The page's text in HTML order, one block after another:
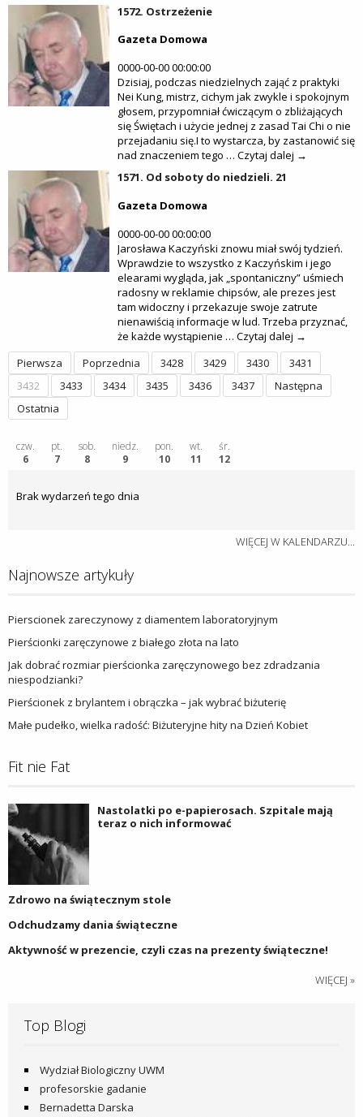
1572. Ostrzeżenie
Gazeta Domowa
0000-00-00 00:00:00
Dzisiaj, podczas niedzielnych zająć z praktyki
Nei Kung, mistrz, cichym jak zwykle i spokojnym
głosem, przypomniał ćwiczącym o zbliżających
się Świętach i użycie jednej z zasad Tai Chi o nie
przejadaniu się.I to wystarcza, by zastanowić się
nad znaczeniem tego … Czytaj dalej →
1571. Od soboty do niedzieli. 21
Gazeta Domowa
0000-00-00 00:00:00
Jarosława Kaczyński znowu miał swój tydzień.
Wprawdzie to wszystko z Kaczyńskim i jego
elearami wygląda, jak „spontaniczny” uśmiech
radosny w reklamie chipsów, ale prezes jest
tam widoczny i przekazuje swoje zatrute
nienawiścią informacje w lud. Trzeba przyznać,
że każde wystąpienie … Czytaj dalej →
Pierwsza
Poprzednia 3428 3429 3430
3431
3432
3433 3434 3435 3436 3437
Następna
Ostatnia
czw.
6
pt.
7
sob.
8
niedz.
9
pon.
10
wt.
11
śr.
12
Brak wydarzeń tego dnia
WIĘCEJ W KALENDARZU...
Najnowsze artykuły
Pierscionek zareczynowy z diamentem laboratoryjnym
Pierścionki zaręczynowe z białego złota na lato
Jak dobrać rozmiar pierścionka zaręczynowego bez zdradzania
niespodzianki?
Pierścionek z brylantem i obrączka – jak wybrać biżuterię
Małe pudełko, wielka radość: Biżuteryjne hity na Dzień Kobiet
Fit nie Fat
Nastolatki po e-papierosach. Szpitale mają
teraz o nich informować
Zdrowo na świątecznym stole
Odchudzamy dania świąteczne
Aktywność w prezencie, czyli czas na prezenty świąteczne!
WIĘCEJ »
Top Blogi
Wydział Biologiczny UWM
profesorskie gadanie
Bernadetta Darska